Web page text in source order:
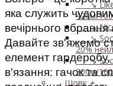
↘ Like,
420м/
↘ Nice,
↘ Sock
20%
↘ Sock,
300м/
- Шовк+
яка служить
вечірнього
Давайте зв'яжемо
елемент гардеробу,
в'язання: гачок та